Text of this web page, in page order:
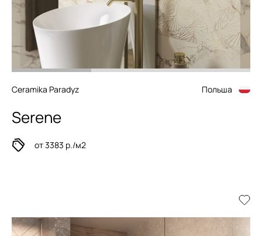
Ceramika Paradyz Польша
Serene
от 3383 р./м2